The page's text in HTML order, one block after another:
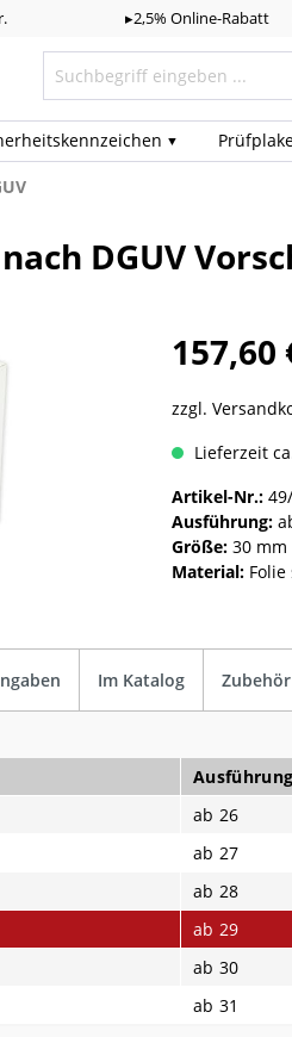
▸2,5% Online-Rabatt
DGUV
157,60
zzgl.
Lieferzeit
Artikel-Nr.:
Ausführung:
Größe: 30 mm
Material:
Im Katalog Zubehör
Ausführung
ab 26
ab 27
ab 28
ab 29
ab 30
ab 31